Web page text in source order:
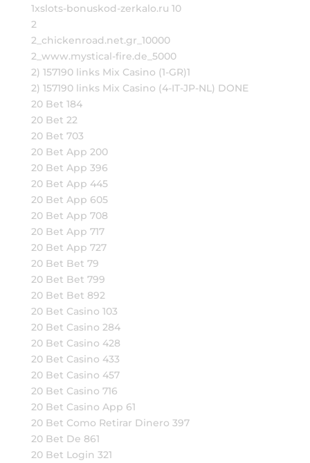
1xslots-bonuskod-zerkalo.ru 10
2
2_chickenroad.net.gr_10000
2_www.mystical-fire.de_5000
2) 157190 links Mix Casino (1-GR)1
2) 157190 links Mix Casino (4-IT-JP-NL) DONE
20 Bet 184
20 Bet 22
20 Bet 703
20 Bet App 200
20 Bet App 396
20 Bet App 445
20 Bet App 605
20 Bet App 708
20 Bet App 717
20 Bet App 727
20 Bet Bet 79
20 Bet Bet 799
20 Bet Bet 892
20 Bet Casino 103
20 Bet Casino 284
20 Bet Casino 428
20 Bet Casino 433
20 Bet Casino 457
20 Bet Casino 716
20 Bet Casino App 61
20 Bet Como Retirar Dinero 397
20 Bet De 861
20 Bet Login 321